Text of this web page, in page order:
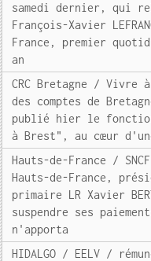
samedi dernier, qui
François-Xavier
France, premier
an
CRC Bretagne / Vivre
des comptes de
publié hier le
à Brest", au cœur
Hauts-de-France /
Hauts-de-France,
primaire LR Xavier
suspendre ses
n'apporta
HIDALGO / EELV /